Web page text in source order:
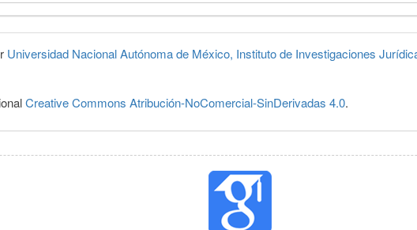
Universidad Nacional Autónoma de México, Instituto de Investigaciones
Creative Commons Atribución-NoComercial-SinDerivadas 4.0.